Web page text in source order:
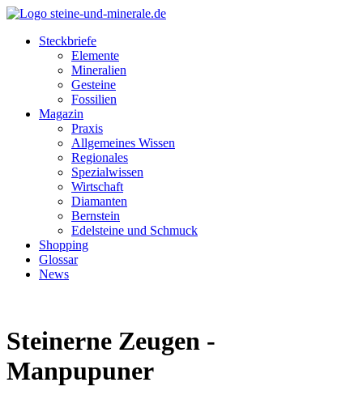
Steckbriefe
Elemente
Mineralien
Gesteine
Fossilien
Magazin
Praxis
Allgemeines Wissen
Regionales
Spezialwissen
Wirtschaft
Diamanten
Bernstein
Edelsteine und Schmuck
Shopping
Glossar
News
Steinerne Zeugen -
Manpupuner